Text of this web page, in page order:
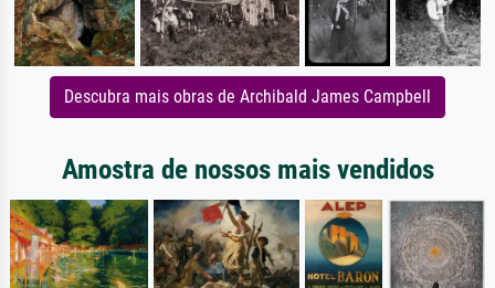
Descubra mais obras de Archibald James Campbell
Amostra de nossos mais vendidos